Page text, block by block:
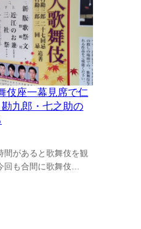
伎座一幕見席で仁
九郎・七之助の
間があると歌舞伎を観
回も合間に歌舞伎…